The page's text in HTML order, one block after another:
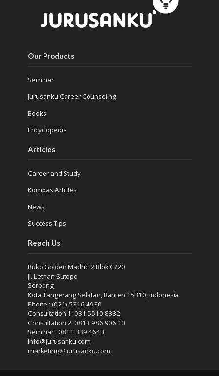
Our Products
Seminar
Jurusanku Career Counseling
Books
Encyclopedia
Articles
Career and Study
Kompas Articles
News
Success Tips
Reach Us
Ruko Golden Madrid 2 Blok G/20
Jl. Letnan Sutopo
Serpong
Kota Tangerang Selatan, Banten 15310, Indonesia
Phone : (021) 5316 4930
Consultation 1: 081 5510 8832
Consultation 2: 0813 986 906 13
Seminar : 0811 339 4643
info@jurusanku.com
marketing@jurusanku.com